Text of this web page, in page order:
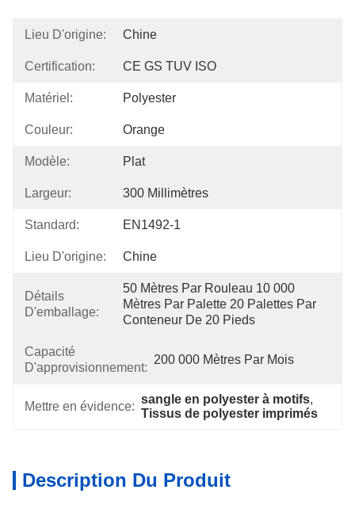
Lieu D'origine: Chine
Certification: CE GS TUV ISO
Matériel: Polyester
Couleur: Orange
Modèle: Plat
Largeur: 300 Millimètres
Standard: EN1492-1
Lieu D'origine: Chine
Détails
D'emballage:
50 Mètres Par Rouleau 10 000
Mètres Par Palette 20 Palettes Par
Conteneur De 20 Pieds
Capacité
D'approvisionnement:
200 000 Mètres Par Mois
Mettre en évidence:
sangle en polyester à motifs,
Tissus de polyester imprimés
Description Du Produit